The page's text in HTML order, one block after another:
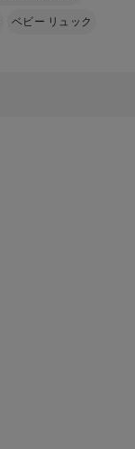
ベビー リュック